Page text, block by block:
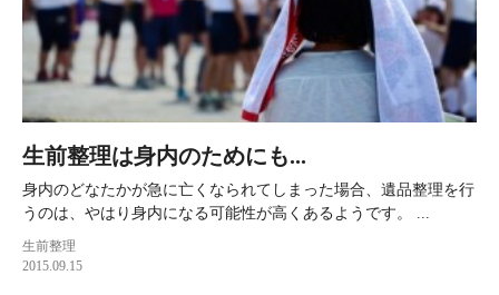
生前整理は身内のためにも...
身内のどなたかが急に亡くなられてしまった場合、遺品整理を行
うのは、やはり身内になる可能性が高くあるようです。 ...
生前整理
2015.09.15